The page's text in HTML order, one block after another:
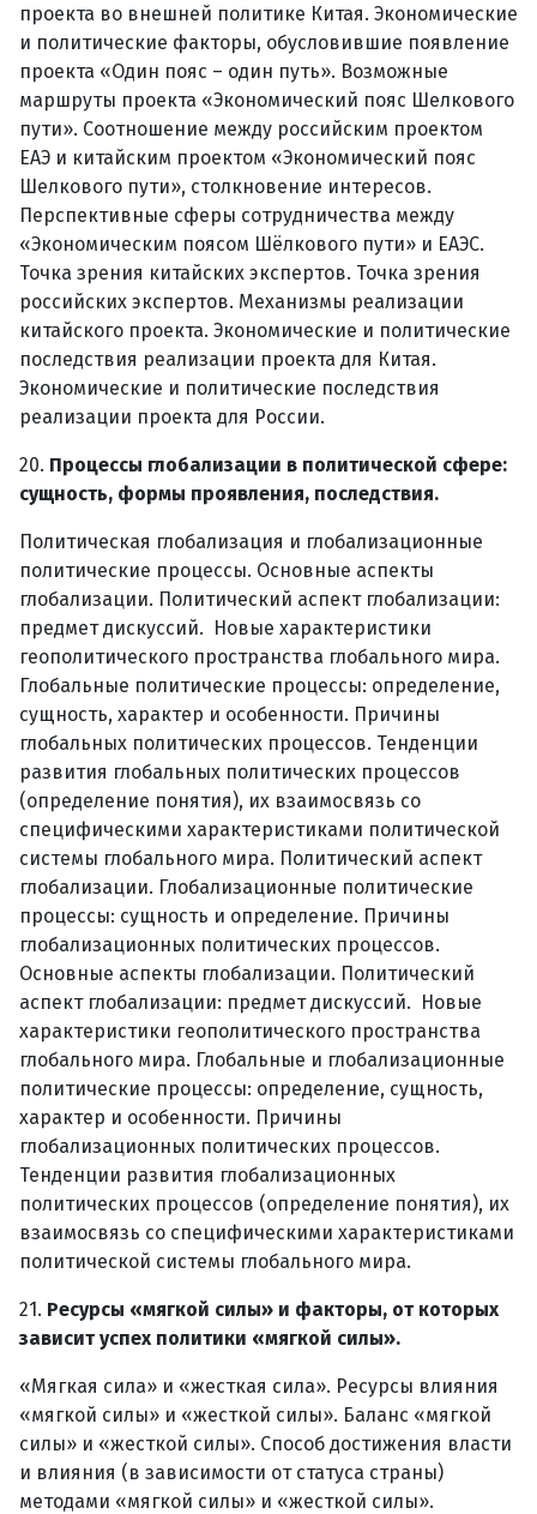
проекта во внешней политике Китая. Экономические
и политические факторы, обусловившие появление
проекта «Один пояс – один путь». Возможные
маршруты проекта «Экономический пояс Шелкового
пути». Соотношение между российским проектом
ЕАЭ и китайским проектом «Экономический пояс
Шелкового пути», столкновение интересов.
Перспективные сферы сотрудничества между
«Экономическим поясом Шёлкового пути» и ЕАЭС.
Точка зрения китайских экспертов. Точка зрения
российских экспертов. Механизмы реализации
китайского проекта. Экономические и политические
последствия реализации проекта для Китая.
Экономические и политические последствия
реализации проекта для России.
20. Процессы глобализации в политической сфере:
сущность, формы проявления, последствия.
Политическая глобализация и глобализационные
политические процессы. Основные аспекты
глобализации. Политический аспект глобализации:
предмет дискуссий. Новые характеристики
геополитического пространства глобального мира.
Глобальные политические процессы: определение,
сущность, характер и особенности. Причины
глобальных политических процессов. Тенденции
развития глобальных политических процессов
(определение понятия), их взаимосвязь со
специфическими характеристиками политической
системы глобального мира. Политический аспект
глобализации. Глобализационные политические
процессы: сущность и определение. Причины
глобализационных политических процессов.
Основные аспекты глобализации. Политический
аспект глобализации: предмет дискуссий. Новые
характеристики геополитического пространства
глобального мира. Глобальные и глобализационные
политические процессы: определение, сущность,
характер и особенности. Причины
глобализационных политических процессов.
Тенденции развития глобализационных
политических процессов (определение понятия), их
взаимосвязь со специфическими характеристиками
политической системы глобального мира.
21. Ресурсы «мягкой силы» и факторы, от которых
зависит успех политики «мягкой силы».
«Мягкая сила» и «жесткая сила». Ресурсы влияния
«мягкой силы» и «жесткой силы». Баланс «мягкой
силы» и «жесткой силы». Способ достижения власти
и влияния (в зависимости от статуса страны)
методами «мягкой силы» и «жесткой силы».